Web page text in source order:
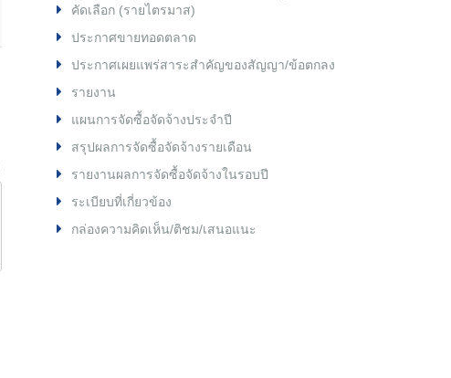
คัดเลือก (รายไตรมาส)
ประกาศขายทอดตลาด
ประกาศเผยแพร่สาระสำคัญของสัญญา/ข้อตกลง
รายงาน
แผนการจัดซื้อจัดจ้างประจำปี
สรุปผลการจัดซื้อจัดจ้างรายเดือน
รายงานผลการจัดซื้อจัดจ้างในรอบปี
ระเบียบที่เกี่ยวข้อง
กล่องความคิดเห็น/ติชม/เสนอแนะ